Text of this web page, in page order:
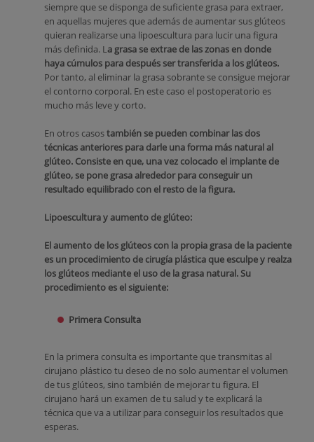
siempre que se disponga de suficiente grasa para extraer,
en aquellas mujeres que además de aumentar sus glúteos
quieran realizarse una lipoescultura para lucir una figura
más definida. La grasa se extrae de las zonas en donde
haya cúmulos para después ser transferida a los glúteos.
Por tanto, al eliminar la grasa sobrante se consigue mejorar
el contorno corporal. En este caso el postoperatorio es
mucho más leve y corto.
En otros casostambién se pueden combinar las dos
técnicas anteriores para darle una forma más natural al
glúteo. Consiste en que, una vez colocado el implante de
glúteo, se pone grasa alrededor para conseguir un
resultado equilibrado con el resto de la figura.
Lipoescultura y aumento de glúteo:
El aumento de los glúteos con la propia grasa de la paciente
es un procedimiento de cirugía plástica que esculpe y realza
los glúteos mediante el uso de la grasa natural. Su
procedimiento es el siguiente:
Primera Consulta
En la primera consulta es importante que transmitas al
cirujano plástico tu deseo de no solo aumentar el volumen
de tus glúteos, sino también de mejorar tu figura. El
cirujano hará un examen de tu salud y te explicará la
técnica que va a utilizar para conseguir los resultados que
esperas.